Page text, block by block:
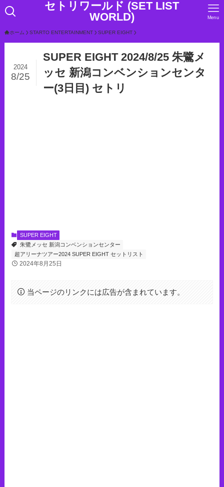
セトリワールド (SET LIST
WORLD)
Menu
ホーム STARTO ENTERTAINMENT SUPER EIGHT
SUPER EIGHT 2024/8/25 朱鷺メ
ッセ 新潟コンベンションセンタ
ー(3日目) セトリ
2024
8/25
SUPER EIGHT
朱鷺メッセ 新潟コンベンションセンター
超アリーナツアー2024 SUPER EIGHT セットリスト
2024年8月25日
当ページのリンクには広告が含まれています。